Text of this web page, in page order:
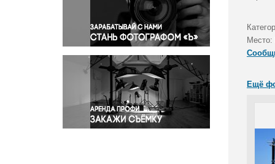
Правосудие
Происшествия и конфликты
Религия
Светская жизнь
Спорт
Экология
Экономика и бизнес
Место:
Ещё